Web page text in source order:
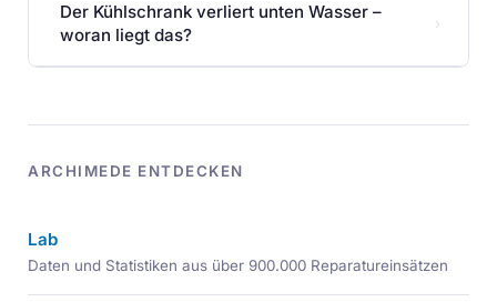
Der Kühlschrank verliert unten Wasser –
woran liegt das?
›
ARCHIMEDE ENTDECKEN
Lab
Daten und Statistiken aus über 900.000 Reparatureinsätzen